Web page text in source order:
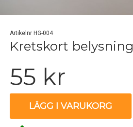
Artikelnr HG-004
Kretskort belysning
55 kr
LÄGG I VARUKORG